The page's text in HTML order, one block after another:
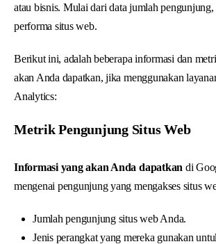
atau bisnis. Mulai dari data jumlah
performa situs web.
Berikut ini, adalah beberapa informasi dan
akan Anda dapatkan, jika menggunakan
Analytics:
Metrik Pengunjung Situs Web
Informasi yang akan Anda dapatkan di
mengenai pengunjung yang mengakses situs
Jumlah pengunjung situs web Anda.
Jenis perangkat yang mereka gunakan